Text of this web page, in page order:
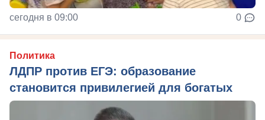
сегодня в 09:00 0
Политика
ЛДПР против ЕГЭ: образование
становится привилегией для богатых